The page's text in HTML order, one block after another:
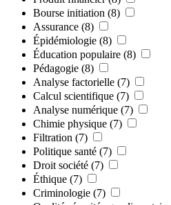
Bourse initiation (8)
Assurance (8)
Épidémiologie (8)
Éducation populaire (8)
Pédagogie (8)
Analyse factorielle (7)
Calcul scientifique (7)
Analyse numérique (7)
Chimie physique (7)
Filtration (7)
Politique santé (7)
Droit société (7)
Éthique (7)
Criminologie (7)